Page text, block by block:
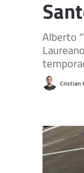
Alberto
Cristian